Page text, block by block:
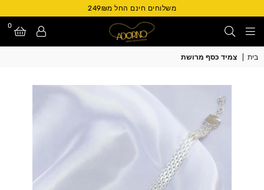
משלוחים חינם החל מ249₪
Adorno
0
בית צמיד כסף מרושת